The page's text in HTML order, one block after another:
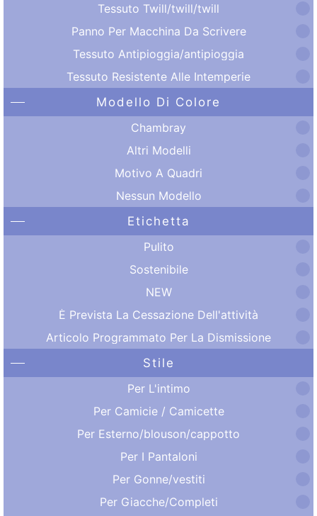
Tessuto Twill/twill/twill
Panno Per Macchina Da Scrivere
Tessuto Antipioggia/antipioggia
Tessuto Resistente Alle Intemperie
Modello Di Colore
Chambray
Altri Modelli
Motivo A Quadri
Nessun Modello
Etichetta
Pulito
Sostenibile
NEW
È Prevista La Cessazione Dell'attività
Articolo Programmato Per La Dismissione
Stile
Per L'intimo
Per Camicie / Camicette
Per Esterno/blouson/cappotto
Per I Pantaloni
Per Gonne/vestiti
Per Giacche/Completi